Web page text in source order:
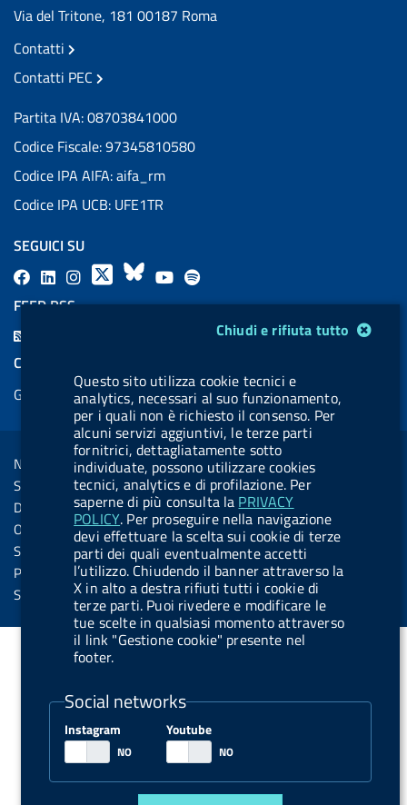
Chiudi e rifiuta tutto
Questo sito utilizza cookie tecnici e
analytics, necessari al suo funzionamento,
per i quali non è richiesto il consenso. Per
alcuni servizi aggiuntivi, le terze parti
fornitrici, dettagliatamente sotto
individuate, possono utilizzare cookies
tecnici, analytics e di profilazione. Per
saperne di più consulta la PRIVACY
POLICY. Per proseguire nella navigazione
devi effettuare la scelta sui cookie di terze
parti dei quali eventualmente accetti
l’utilizzo. Chiudendo il banner attraverso la
X in alto a destra rifiuti tutti i cookie di
terze parti. Puoi rivedere e modificare le
tue scelte in qualsiasi momento attraverso
il link "Gestione cookie" presente nel
footer.
Social networks
Instagram Youtube
Via del Tritone, 181 00187 Roma
Contatti
Contatti PEC
Partita IVA: 08703841000
Codice Fiscale: 97345810580
Codice IPA AIFA: aifa_rm
Codice IPA UCB: UFE1TR
SEGUICI SU
F
a
L
i
a
l
.
b
u
t
t
o
n
.
i
n
s
t
a
g
r
a
m
X
B
l
s
k
y
Y
o
u
b
e
l
a
l
.
b
u
t
t
o
n
s
p
o
y
FEED RSS
COOKIES
Gestione cookie
Sezione Link Utili
Note legali
Social Media Policy
Dichiarazione di accessibilità
Obiettivi di accessibilità
Statistiche sito
Privacy
Servizi Online